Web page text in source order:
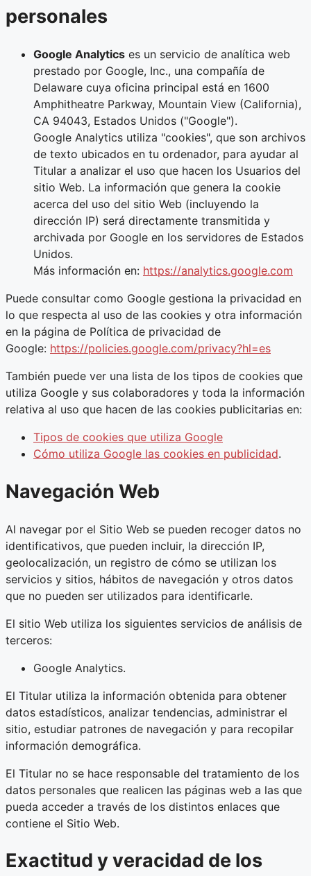
personales
Google Analytics es un servicio de analítica web
prestado por Google, Inc., una compañía de
Delaware cuya oficina principal está en 1600
Amphitheatre Parkway, Mountain View (California),
CA 94043, Estados Unidos ("Google").
Google Analytics utiliza "cookies", que son archivos
de texto ubicados en tu ordenador, para ayudar al
Titular a analizar el uso que hacen los Usuarios del
sitio Web. La información que genera la cookie
acerca del uso del sitio Web (incluyendo la
dirección IP) será directamente transmitida y
archivada por Google en los servidores de Estados
Unidos.
Más información en: https://analytics.google.com
Puede consultar como Google gestiona la privacidad en
lo que respecta al uso de las cookies y otra información
en la página de Política de privacidad de
Google: https://policies.google.com/privacy?hl=es
También puede ver una lista de los tipos de cookies que
utiliza Google y sus colaboradores y toda la información
relativa al uso que hacen de las cookies publicitarias en:
Tipos de cookies que utiliza Google
Cómo utiliza Google las cookies en publicidad.
Navegación Web
Al navegar por el Sitio Web se pueden recoger datos no
identificativos, que pueden incluir, la dirección IP,
geolocalización, un registro de cómo se utilizan los
servicios y sitios, hábitos de navegación y otros datos
que no pueden ser utilizados para identificarle.
El sitio Web utiliza los siguientes servicios de análisis de
terceros:
Google Analytics.
El Titular utiliza la información obtenida para obtener
datos estadísticos, analizar tendencias, administrar el
sitio, estudiar patrones de navegación y para recopilar
información demográfica.
El Titular no se hace responsable del tratamiento de los
datos personales que realicen las páginas web a las que
pueda acceder a través de los distintos enlaces que
contiene el Sitio Web.
Exactitud y veracidad de los